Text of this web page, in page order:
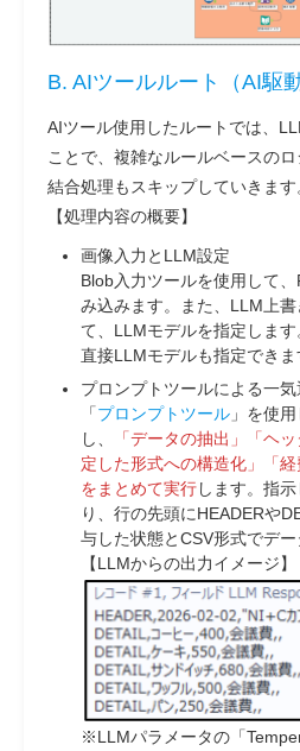
B. AIツールルート（AI駆
AIツール使用したルートでは、
ことで、複雑なルールベースの
結合処理もスキップしていきます
【処理内容の概要】
画像入力とLLM設定
Blob入力ツールを使用して
み込みます。また、LLM上
て、LLMモデルを指定しま
直接LLMモデルも指定できま
プロンプトツールによる一
「プロンプトツール 」を使
し、
「データの抽出」「ヘ
定した形式への構造化」「
をまとめて実行します。指
り、行の先頭にHEADERや
与した状態とCSV形式でデー
【LLMからの出力イメージ】
※LLMパラメータの「